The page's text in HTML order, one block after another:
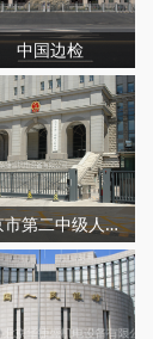
中国边检
北京市第二中级人民法院